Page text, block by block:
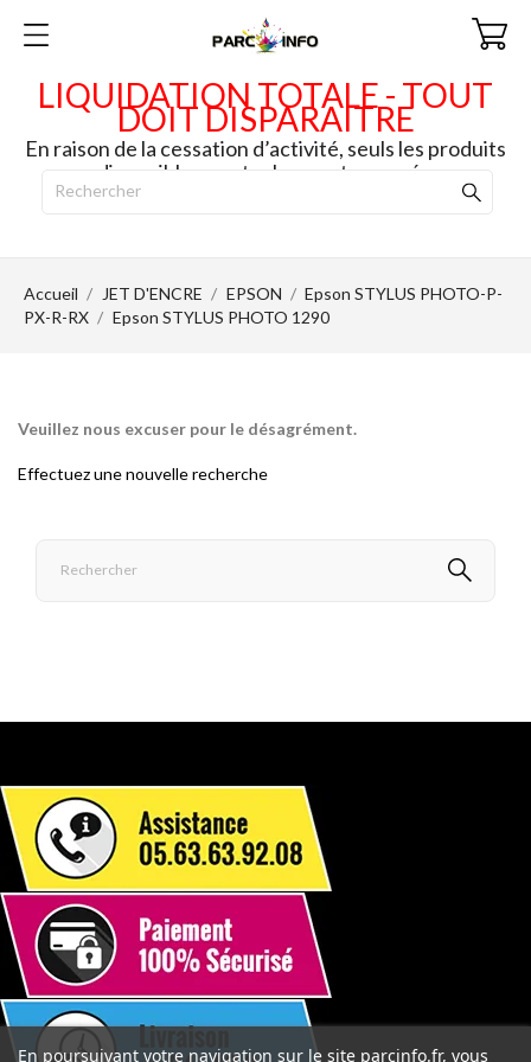
LIQUIDATION TOTALE - TOUT
DOIT DISPARAITRE
En raison de la cessation d’activité, seuls les produits
disponibles en stock seront envoyés.
Accueil JET D'ENCRE EPSON
Epson STYLUS PHOTO-P-
PX-R-RX
Epson STYLUS PHOTO 1290
Veuillez nous excuser pour le désagrément.
Effectuez une nouvelle recherche
En poursuivant votre navigation sur le site parcinfo.fr, vous